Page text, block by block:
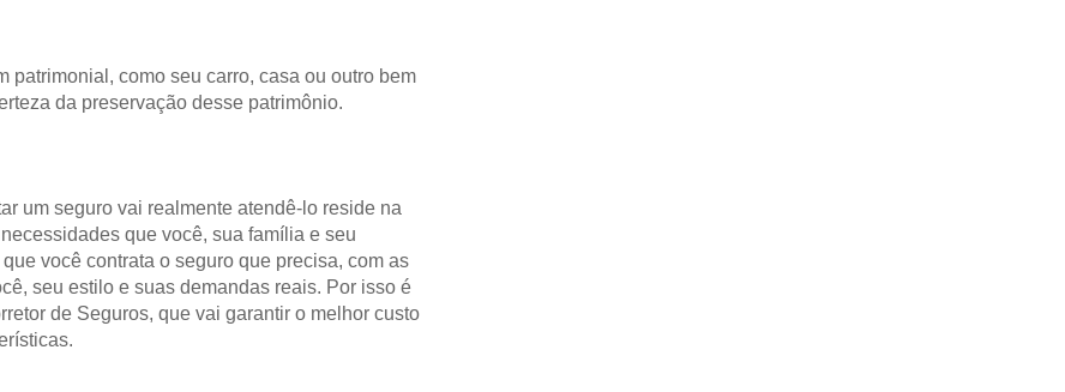
patrimonial, como seu carro, casa ou outro bem
da preservação desse patrimônio.
um seguro vai realmente atendê-lo reside na
que você, sua família e seu
você contrata o seguro que precisa, com as
seu estilo e suas demandas reais. Por isso é
de Seguros, que vai garantir o melhor custo